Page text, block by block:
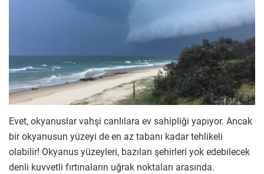
Evet, okyanuslar vahşi canlılara ev sahipliği yapıyor. Ancak
bir okyanusun yüzeyi de en az tabanı kadar tehlikeli
olabilir! Okyanus yüzeyleri, bazıları şehirleri yok edebilecek
denli kuvvetli fırtınaların uğrak noktaları arasında.